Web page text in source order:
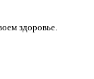
здоровье.